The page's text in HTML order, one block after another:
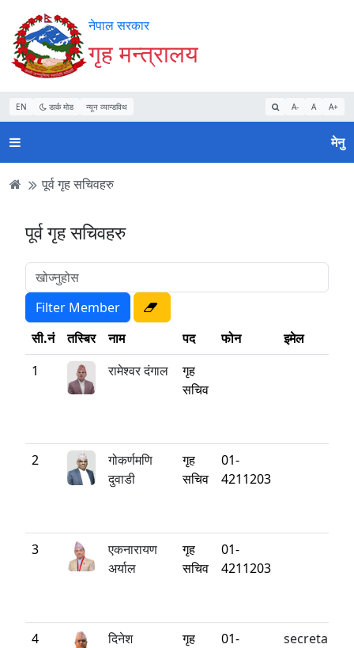
Accessibility
Mode
सुरु
गर्नुहोस्
सामाग्री
पढ्नुहाेस्
नेभिगेसन
पढ्नुहाेस्
वेबसाइट
खोजमा
जानुहोस्
नेपाल सरकार
गृह मन्त्रालय
EN डार्क मोड न्यून व्यान्डविथ A- A A+
मेनु
पूर्व गृह सचिवहरु
पूर्व गृह सचिवहरु
सी.नं तस्बिर नाम पद फोन
इमेल
1
रामेश्‍वर दंगाल
गृह
सचिव
2
गोकर्णमणि
दुवाडी
गृह
सचिव
01-
4211203
3
एकनारायण
अर्याल
गृह
सचिव
01-
4211203
4
दिनेश
गृह
01-